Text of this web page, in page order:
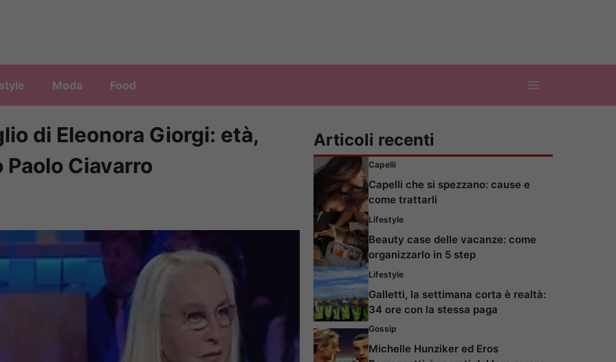
Moda Food
di Eleonora Giorgi: età,
Ciavarro
Articoli recenti
Capelli
Capelli che si spezzano: cause e
come trattarli
Lifestyle
Beauty case delle vacanze: come
organizzarlo in 5 step
Lifestyle
Galletti, la settimana corta è realtà:
34 ore con la stessa paga
Gossip
Michelle Hunziker ed Eros